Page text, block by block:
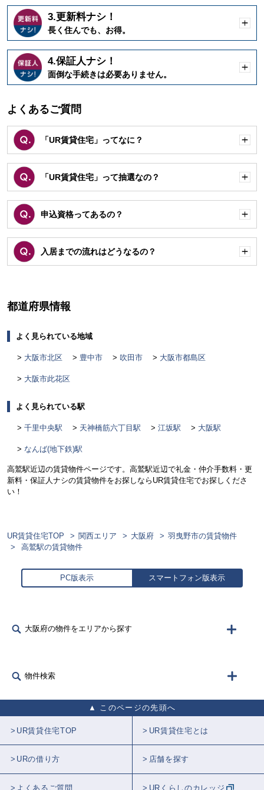
3.更新料ナシ！
長く住んでも、お得。
く
4.保証人ナシ！
面倒な手続きは必要ありません。
く
よくあるご質問
「UR賃貸住宅」ってなに？
く
「UR賃貸住宅」って抽選なの？
く
申込資格ってあるの？
く
入居までの流れはどうなるの？
く
都道府県情報
よく見られている地域
大阪市北区 豊中市 吹田市 大阪市都島区
大阪市此花区
よく見られている駅
千里中央駅 天神橋筋六丁目駅 江坂駅 大阪駅
なんば(地下鉄)駅
高鷲駅近辺の賃貸物件ページです。高鷲駅近辺で礼金・仲介手数料・更
新料・保証人ナシの賃貸物件をお探しならUR賃貸住宅でお探しくださ
い！
UR賃貸住宅TOP 関西エリア 大阪府
羽曳野市の賃貸物件
高鷲駅の賃貸物件
PC版表示 スマートフォン版表示
大阪府の物件をエリアから探す
物件検索
このページの先頭へ
UR賃貸住宅TOP UR賃貸住宅とは
URの借り方 店舗を探す
よくあるご質問 URくらしのカレッジ